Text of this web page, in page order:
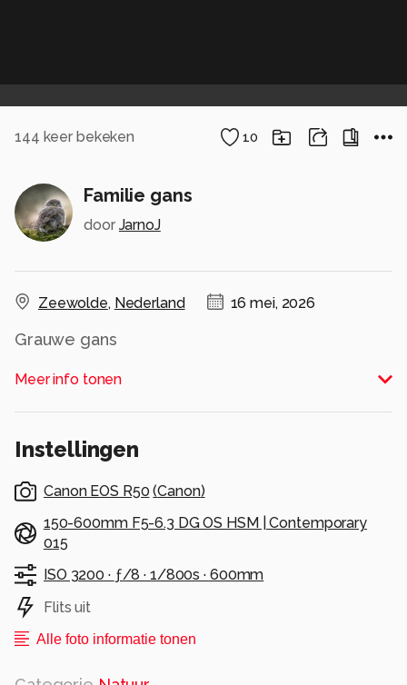
144 keer bekeken 10
Familie gans
door JarnoJ
Zeewolde, Nederland 16 mei, 2026
Grauwe gans
Alle rechten voorbehouden
Meer info tonen
Instellingen
Canon EOS R50 (Canon)
150-600mm F5-6.3 DG OS HSM | Contemporary
015
ISO 3200 · ƒ/8 · 1/800s · 600mm
Flits uit
Alle foto informatie tonen